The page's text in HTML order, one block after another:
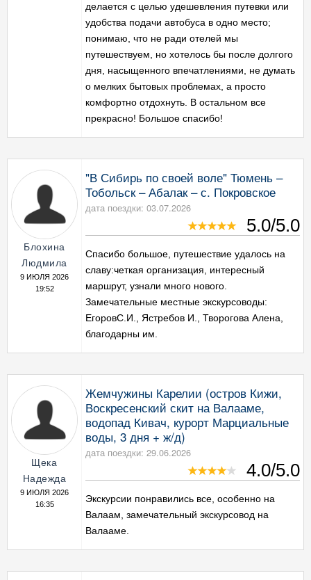
делается с целью удешевления путевки или
удобства подачи автобуса в одно место;
понимаю, что не ради отелей мы
путешествуем, но хотелось бы после долгого
дня, насыщенного впечатлениями, не думать
о мелких бытовых проблемах, а просто
комфортно отдохнуть. В остальном все
прекрасно! Большое спасибо!
Блохина
Людмила
9 ИЮЛЯ 2026
19:52
"В Сибирь по своей воле" Тюмень –
Тобольск – Абалак – с. Покровское
дата поездки: 03.07.2026
5.0/5.0
Спасибо большое, путешествие удалось на
славу:четкая организация, интересный
маршрут, узнали много нового.
Замечательные местные экскурсоводы:
ЕгоровС.И., Ястребов И., Творогова Алена,
благодарны им.
Щека
Надежда
9 ИЮЛЯ 2026
16:35
Жемчужины Карелии (остров Кижи,
Воскресенский скит на Валааме,
водопад Кивач, курорт Марциальные
воды, 3 дня + ж/д)
дата поездки: 29.06.2026
4.0/5.0
Экскурсии понравились все, особенно на
Валаам, замечательный экскурсовод на
Валааме.